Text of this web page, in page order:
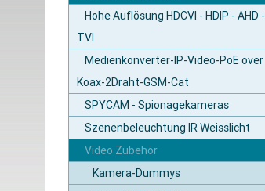
Hohe Auflösung HDCVI - HDIP - AHD -
TVI
Medienkonverter-IP-Video-PoE over
Koax-2Draht-GSM-Cat
SPYCAM - Spionagekameras
Szenenbeleuchtung IR Weisslicht
Video Zubehör
Kamera-Dummys